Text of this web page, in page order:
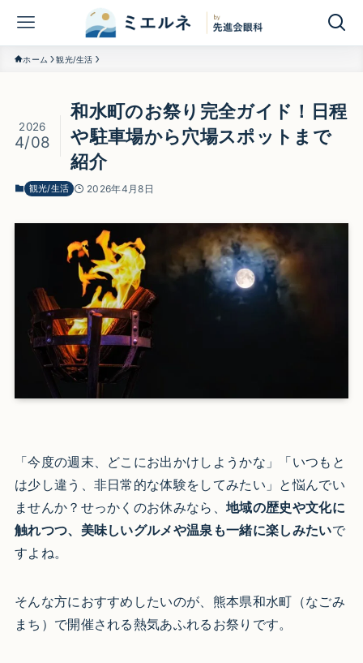
ホーム 観光/生活
和水町のお祭り完全ガイド！日程
や駐車場から穴場スポットまで
紹介
2026
4/08
観光/生活 2026年4月8日
「今度の週末、どこにお出かけしようかな」「いつもと
は少し違う、非日常的な体験をしてみたい」と悩んでい
ませんか？せっかくのお休みなら、地域の歴史や文化に
触れつつ、美味しいグルメや温泉も一緒に楽しみたいで
すよね。
そんな方におすすめしたいのが、熊本県和水町（なごみ
まち）で開催される熱気あふれるお祭りです。